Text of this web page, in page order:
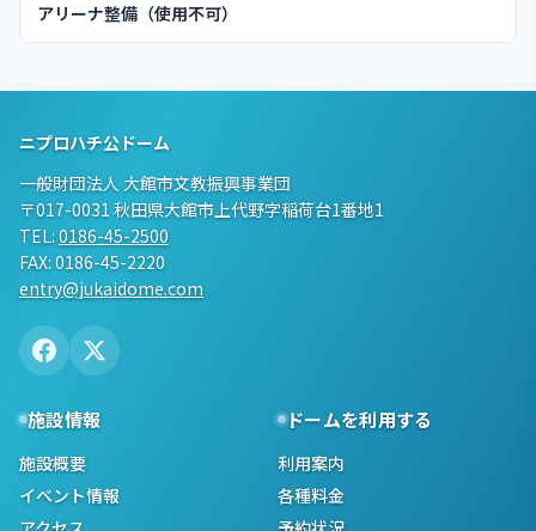
アリーナ整備（使用不可）
ニプロハチ公ドーム
一般財団法人 大館市文教振興事業団
〒017-0031 秋田県大館市上代野字稲荷台1番地1
TEL: 0186-45-2500
FAX: 0186-45-2220
entry@jukaidome.com
施設情報
施設概要
イベント情報
ドームを利用する
利用案内
各種料金